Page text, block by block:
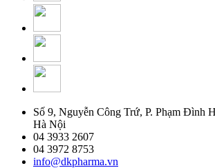
Số 9, Nguyễn Công Trứ, P. Phạm Đình
Hà Nội
04 3933 2607
04 3972 8753
info@dkpharma.vn